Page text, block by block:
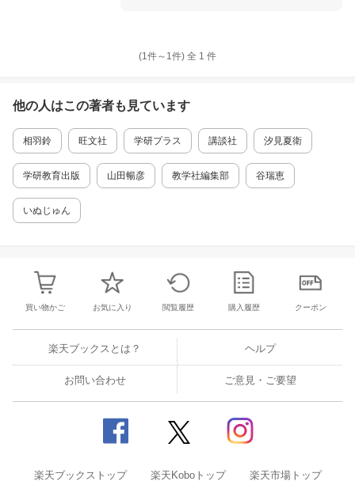
のだ。 「あなたの歌が好き!」なりふり構わず
ンバーワンのガールズシンガー三阪咲が作詞作
曲した「Bling Bling」の世界観をベースにし
た、ダンス部女子たちの笑顔と涙が弾ける友情
&青春物語!
(1件～ 1件) 全 1 件
他の人はこの著者も見ています
相羽鈴 旺文社 学研プラス 講談社 汐見夏衛
学研教育出版 山田暢彦 教学社編集部 谷瑞恵
いぬじゅん
買い物かご お気に入り 閲覧履歴 購入履歴 クーポン
楽天ブックスとは？ ヘルプ
お問い合わせ ご意見・ご要望
楽天ブックストップ 楽天Koboトップ 楽天市場トップ